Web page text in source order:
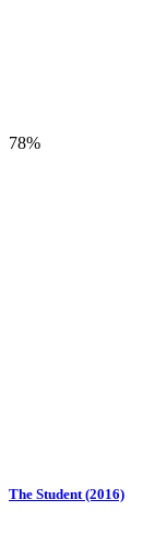
78%
The Student (2016)